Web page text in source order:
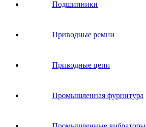
Подшипники
Приводные ремни
Приводные цепи
Промышленная фурнитура